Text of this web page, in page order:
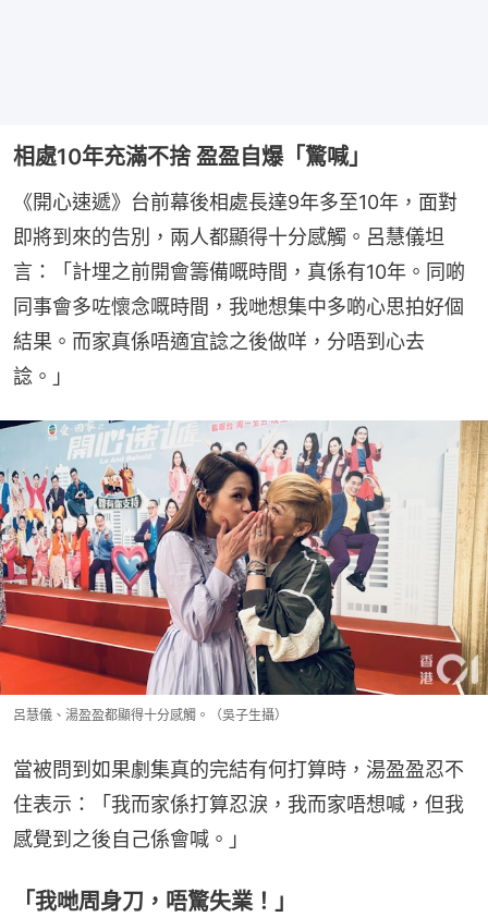
相處10年充滿不捨 盈盈自爆「驚喊」
《開心速遞》台前幕後相處長達9年多至10年，面對
即將到來的告別，兩人都顯得十分感觸。呂慧儀坦
言：「計埋之前開會籌備嘅時間，真係有10年。同啲
同事會多咗懷念嘅時間，我哋想集中多啲心思拍好個
結果。而家真係唔適宜諗之後做咩，分唔到心去
諗。」
呂慧儀、湯盈盈都顯得十分感觸。（吳子生攝）
當被問到如果劇集真的完結有何打算時，湯盈盈忍不
住表示：「我而家係打算忍淚，我而家唔想喊，但我
感覺到之後自己係會喊。」
「我哋周身刀，唔驚失業！」